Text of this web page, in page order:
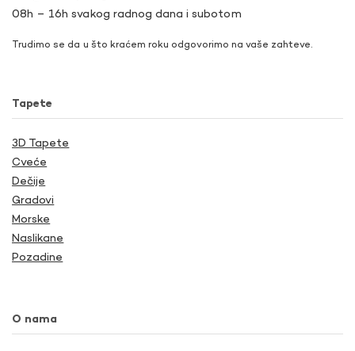
08h – 16h svakog radnog dana i subotom
Trudimo se da u što kraćem roku odgovorimo na vaše zahteve.
Tapete
3D Tapete
Cveće
Dečije
Gradovi
Morske
Naslikane
Pozadine
O nama